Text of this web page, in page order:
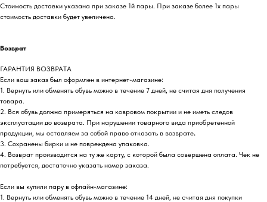
Стоимость доставки указана при заказе 1й пары. При заказе более 1х пары
стоимость доставки будет увеличена.
Возврат
ГАРАНТИЯ ВОЗВРАТА
Если ваш заказ был оформлен в интернет-магазине:
1. Вернуть или обменять обувь можно в течение 7 дней, не считая дня получения
товара.
2. Вся обувь должна примеряться на ковровом покрытии и не иметь следов
эксплуатации до возврата. При нарушении товарного вида приобретенной
продукции, мы оставляем за собой право отказать в возврате.
3. Сохранены бирки и не повреждена упаковка.
4. Возврат производится на ту же карту, с которой была совершена оплата. Чек не
потребуется, достаточно указать номер заказа.
Если вы купили пару в офлайн-магазине:
1. Вернуть или обменять обувь можно в течение 14 дней, не считая дня покупки